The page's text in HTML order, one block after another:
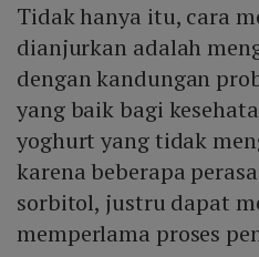
Tidak hanya itu, cara
dianjurkan adalah
dengan kandungan
yang baik bagi
yoghurt yang tidak
karena beberapa
sorbitol, justru dapat
memperlama proses